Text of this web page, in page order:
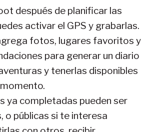
después de planificar las
activar el GPS y grabarlas.
fotos, lugares favoritos y
para generar un diario
y tenerlas disponibles
ya completadas pueden ser
o públicas si te interesa